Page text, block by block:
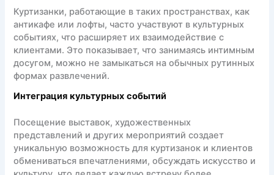
Куртизанки, работающие в таких пространствах, как
антикафе или лофты, часто участвуют в культурных
событиях, что расширяет их взаимодействие с
клиентами. Это показывает, что занимаясь интимным
досугом, можно не замыкаться на обычных рутинных
формах развлечений.
Интеграция культурных событий
Посещение выставок, художественных
представлений и других мероприятий создает
уникальную возможность для куртизанок и клиентов
обмениваться впечатлениями, обсуждать искусство и